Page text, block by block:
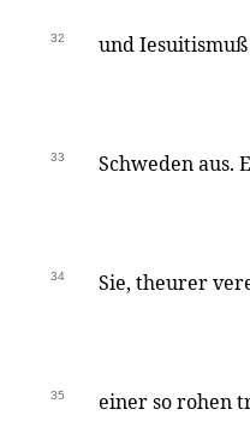
32 und
33 Schweden aus.
34 Sie, theurer
35 einer so rohen